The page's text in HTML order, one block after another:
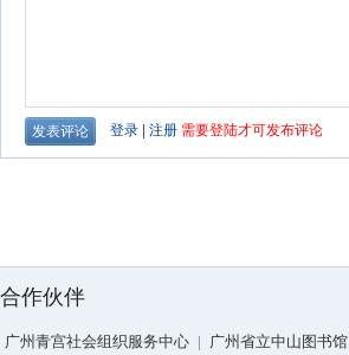
合作伙伴
广州青宫社会组织服务中心 | 广州省立中山图书馆